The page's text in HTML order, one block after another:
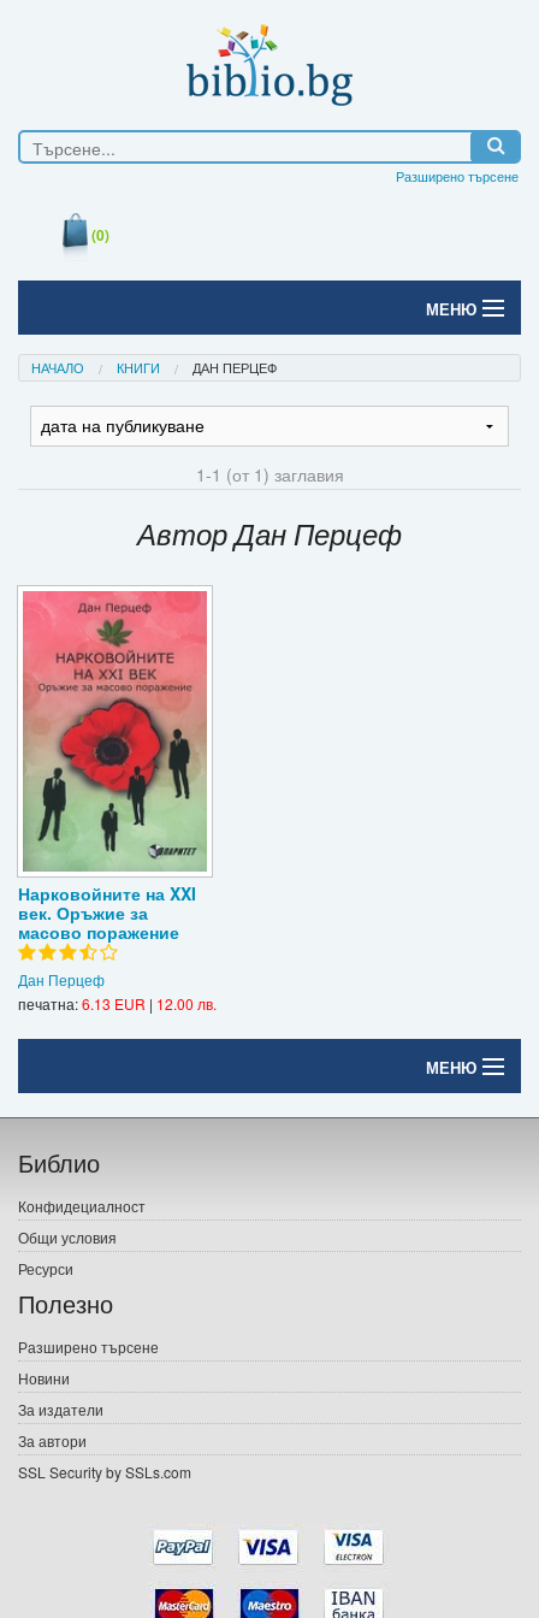
Разширено търсене
(0)
МЕНЮ
Начало
Печатни книги
Подаръци
Ваучери
Промоции
Контакти
Вход
Регистрация
НАЧАЛО КНИГИ ДАН ПЕРЦЕФ
1-1 (от 1) заглавия
Автор Дан Перцеф
Нарковойните на XXI
век. Оръжие за
масово поражение
Дан Перцеф
печатна:6.13 EUR | 12.00 лв.
МЕНЮ
Начало
Печатни книги
Електронни книги
Е-списания
Подаръци
Ваучери
Библио
Конфидециалност
Общи условия
Ресурси
Полезно
Разширено търсене
Новини
За издатели
За автори
SSL Security by SSLs.com